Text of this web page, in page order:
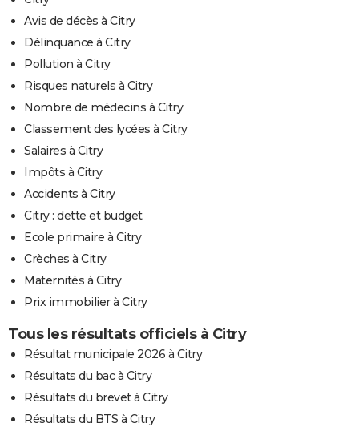
Avis de décès à Citry
Délinquance à Citry
Pollution à Citry
Risques naturels à Citry
Nombre de médecins à Citry
Classement des lycées à Citry
Salaires à Citry
Impôts à Citry
Accidents à Citry
Citry : dette et budget
Ecole primaire à Citry
Crèches à Citry
Maternités à Citry
Prix immobilier à Citry
Tous les résultats officiels à Citry
Résultat municipale 2026 à Citry
Résultats du bac à Citry
Résultats du brevet à Citry
Résultats du BTS à Citry